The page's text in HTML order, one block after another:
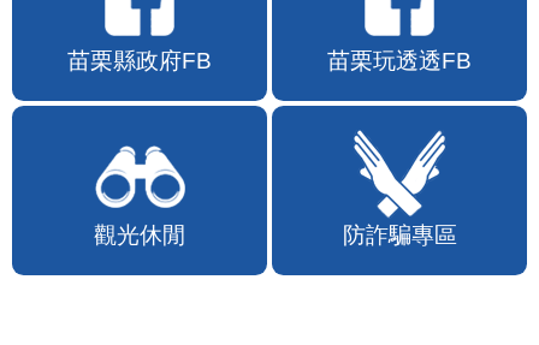
苗栗縣政府FB 苗栗玩透透FB
觀光休閒 防詐騙專區